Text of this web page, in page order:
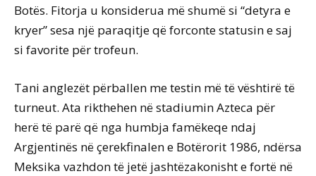
Botës. Fitorja u konsiderua më shumë si “detyra e
kryer” sesa një paraqitje që forconte statusin e saj
si favorite për trofeun.
Tani anglezët përballen me testin më të vështirë të
turneut. Ata rikthehen në stadiumin Azteca për
herë të parë që nga humbja famëkeqe ndaj
Argjentinës në çerekfinalen e Botërorit 1986, ndërsa
Meksika vazhdon të jetë jashtëzakonisht e fortë në